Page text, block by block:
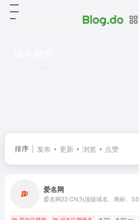
排序 发布 更新 浏览 点赞
爱名网